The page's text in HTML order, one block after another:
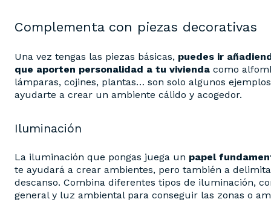
Complementa con piezas decorativas
Una vez tengas las piezas básicas, puedes ir
que aporten personalidad a tu vivienda como
lámparas, cojines, plantas… son solo algunos
ayudarte a crear un ambiente cálido y acogedor.
Iluminación
La iluminación que pongas juega un papel
te ayudará a crear ambientes, pero también a
descanso. Combina diferentes tipos de iluminación,
general y luz ambiental para conseguir las zonas o